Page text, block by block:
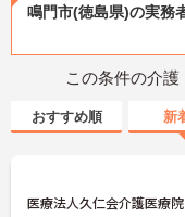
鳴門市(徳島県)の実務
この条件の介護
おすすめ順 新
医療法人久仁会介護医療